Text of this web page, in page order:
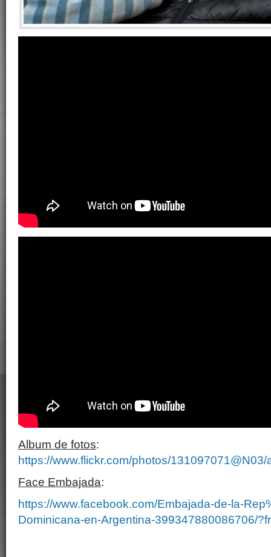
Album de fotos:
https://www.flickr.com/photos/
Face Embajada:
https://www.facebook.com/Embajada-de-la-
Dominicana-en-Argentina-399347880086706/